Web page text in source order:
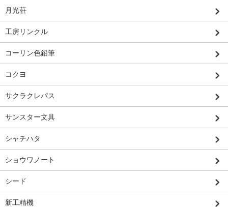
月光荘
工房リンクル
コーリン色鉛筆
コクヨ
サクラクレパス
サンスター文具
シャチハタ
ショウワノート
シード
新工精機